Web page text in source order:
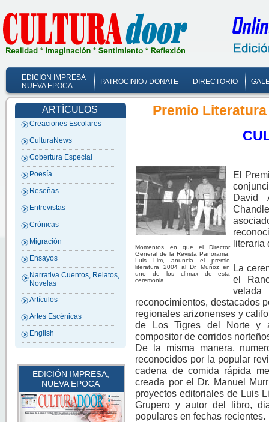
EDICION IMPRESA
NUEVA EPOCA
PATROCINIO / DONATE DIRECTORIO
ARTÍCULOS
Creaciones Escolares
CulturaNews
Cobertura Especial
Poesía
Reseñas
Entrevistas
Crónicas
Migración
Ensayos
Narrativa Cuentos, Relatos,
Novelas
Artículos
Artes Escénicas
English
EDICIÓN IMPRESA,
NUEVA EPOCA
Premio
Momentos en que el Director
General de la Revista Panorama,
Luis Lim, anuncia el premio
literatura 2004 al Dr. Muñoz en
uno de los clímax de esta
ceremonia
El
David
literaria
La
el
reconocimientos, destacados
regionales arizonenses y
de Los Tigres del Norte y
compositor de corridos
De la misma manera,
reconocidos por la popular
cadena de comida rápida
creada por el Dr. Manuel
proyectos editoriales de Luis
Grupero y autor del libro,
populares en fechas recientes.